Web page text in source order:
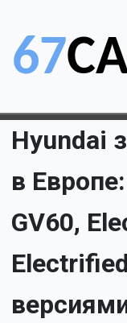
Hyundai
в
GV60,